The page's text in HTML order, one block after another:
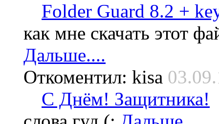
Folder Guard 8.2 +
как мне скачать этот
Дальше....
Откоментил: kisa
С Днём! Защитника!